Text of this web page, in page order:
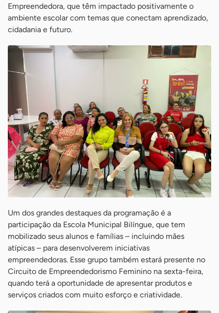
Empreendedora, que têm impactado positivamente o
ambiente escolar com temas que conectam aprendizado,
cidadania e futuro.
Um dos grandes destaques da programação é a
participação da Escola Municipal Bilíngue, que tem
mobilizado seus alunos e famílias – incluindo mães
atípicas – para desenvolverem iniciativas
empreendedoras. Esse grupo também estará presente no
Circuito de Empreendedorismo Feminino na sexta-feira,
quando terá a oportunidade de apresentar produtos e
serviços criados com muito esforço e criatividade.